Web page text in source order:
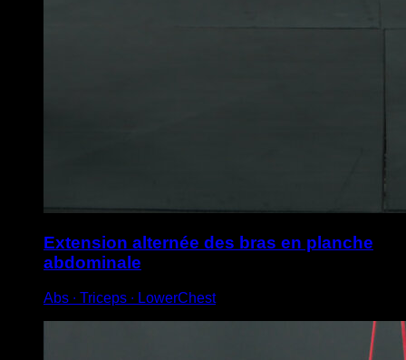
Extension alternée des bras en planche
abdominale
Abs ∙ Triceps ∙ LowerChest